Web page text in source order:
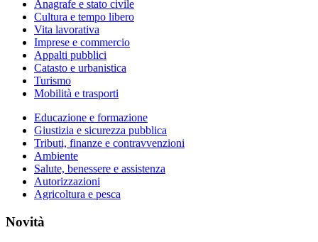
Anagrafe e stato civile
Cultura e tempo libero
Vita lavorativa
Imprese e commercio
Appalti pubblici
Catasto e urbanistica
Turismo
Mobilità e trasporti
Educazione e formazione
Giustizia e sicurezza pubblica
Tributi, finanze e contravvenzioni
Ambiente
Salute, benessere e assistenza
Autorizzazioni
Agricoltura e pesca
Novità